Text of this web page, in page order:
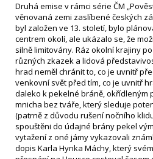
Druhá emise v rámci série ČM
věnovaná zemi zaslíbené českých
byl založen ve 13. století, bylo
centrem okolí, ale ukázalo se, že
silně limitovány. Ráz okolní krajiny
různých zkazek a lidová
hrad neměl chránit to, co je uvnitř
venkovní svět před tím, co je uvnitř
daleko k pekelné bráně, okřídleným
mnicha bez tváře, který sleduje
(patrně z důvodu rušení nočního
spouštěni do údajné brány pekel
vytažení z oné jámy vykazovali
dopis Karla Hynka Máchy, který